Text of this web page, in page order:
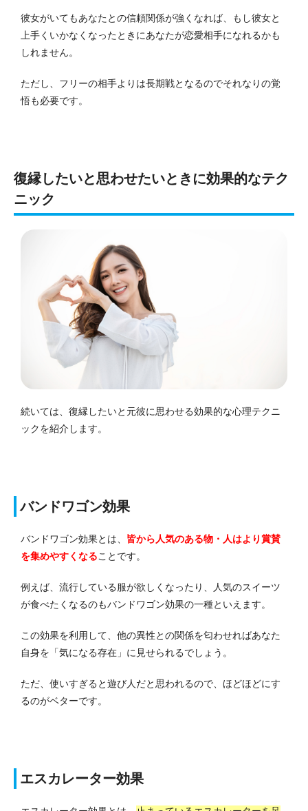
彼女がいてもあなたとの信頼関係が強くなれば、もし彼女と
上手くいかなくなったときにあなたが恋愛相手になれるかも
しれません。
ただし、フリーの相手よりは長期戦となるのでそれなりの覚
悟も必要です。
復縁したいと思わせたいときに効果的なテク
ニック
続いては、復縁したいと元彼に思わせる効果的な心理テクニ
ックを紹介します。
バンドワゴン効果
バンドワゴン効果とは、 皆から人気のある物・人はより賞賛
を集めやすくなることです。
例えば、流行している服が欲しくなったり、人気のスイーツ
が食べたくなるのもバンドワゴン効果の一種といえます。
この効果を利用して、他の異性との関係を匂わせればあなた
自身を「気になる存在」に見せられるでしょう。
ただ、使いすぎると遊び人だと思われるので、ほどほどにす
るのがベターです。
エスカレーター効果